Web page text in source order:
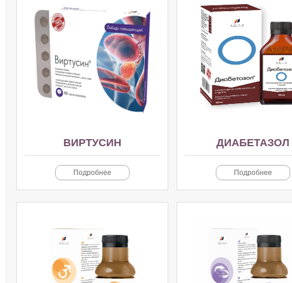
ВИРТУСИН
Подробнее
ДИАБЕТАЗОЛ
Подробнее